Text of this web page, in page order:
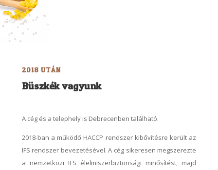
2018 UTÁN
Büszkék vagyunk
A cég és a telephely is Debrecenben található.
2018-ban a működő HACCP rendszer kibővítésre került az
IFS rendszer bevezetésével. A cég sikeresen megszerezte
a nemzetközi IFS élelmiszerbiztonsági minősítést, majd